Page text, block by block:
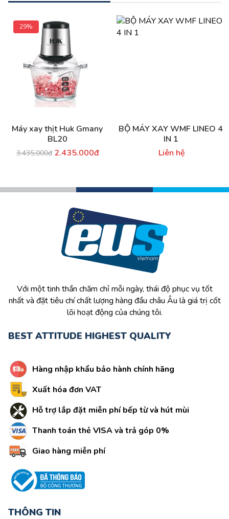
29%
Máy xay thịt Huk Gmany
BL20
3.435.000đ 2.435.000đ
BỘ MÁY XAY WMF LINEO 4
IN 1
Liên hệ
Với một tinh thần chăm chỉ mỗi ngày, thái độ phục vụ tốt
nhất và đặt tiêu chí chất lượng hàng đầu châu Âu là giá trị cốt
lõi hoạt động của chúng tôi.
BEST ATTITUDE HIGHEST QUALITY
Hàng nhập khẩu bảo hành chính hãng
Xuất hóa đơn VAT
Hỗ trợ lắp đặt miễn phí bếp từ và hút mùi
Thanh toán thẻ VISA và trả góp 0%
Giao hàng miễn phí
THÔNG TIN